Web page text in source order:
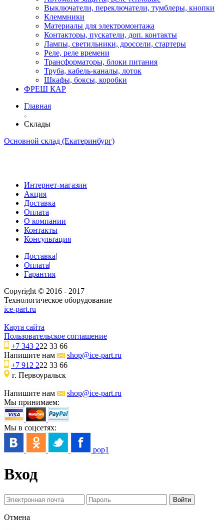
Выключатели, переключатели, тумблеры, кнопки
Клеммники
Материалы для электромонтажа
Контакторы, пускатели, доп. контакты
Лампы, светильники, дроссели, стартеры
Реле, реле времени
Трансформаторы, блоки питания
Труба, кабель-каналы, лоток
Шкафы, боксы, коробки
ФРЕШ КАР
Главная
Склады
Основной склад (Екатеринбург)
Интернет-магазин
Акция
Доставка
Оплата
О компании
Контакты
Консультация
Доставка|
Оплата|
Гарантия
Copyright © 2016 - 2017
Технологическое оборудование
ice-part.ru
Карта сайта
Пользовательское соглашение
+7 343 222 33 66
Напишите нам
shop@ice-part.ru
+7 912 222 33 66
г. Первоуральск
Напишите нам
shop@ice-part.ru
Мы принимаем:
Мы в соцсетях:
pop1
Вход
Отмена